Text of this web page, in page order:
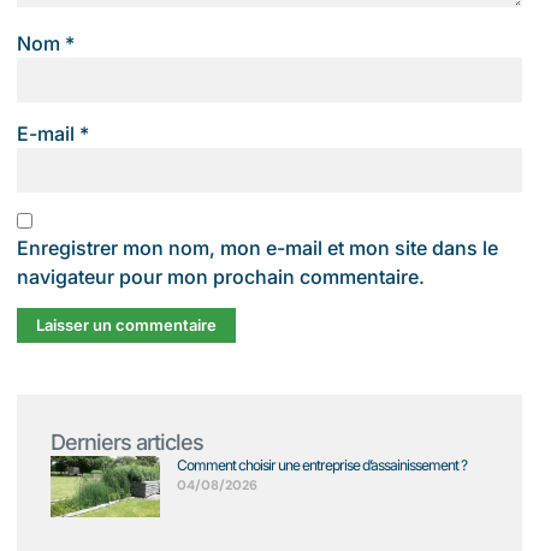
Nom *
E-mail *
Enregistrer mon nom, mon e-mail et mon site dans le
navigateur pour mon prochain commentaire.
Derniers articles
Comment choisir une entreprise d’assainissement ?
04/08/2026